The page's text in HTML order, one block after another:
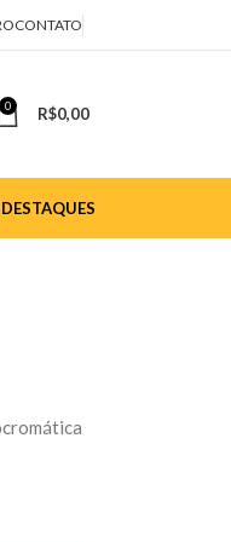
CONTATO
0 R$0,00
DESTAQUES